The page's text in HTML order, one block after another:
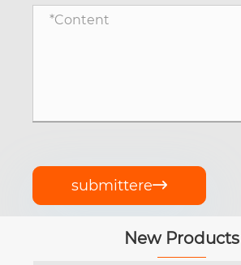
submittere
New Products